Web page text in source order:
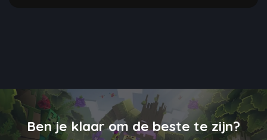
Ben je klaar om de beste te zijn?